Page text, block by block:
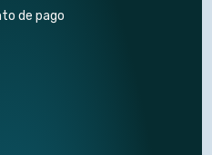
de pago